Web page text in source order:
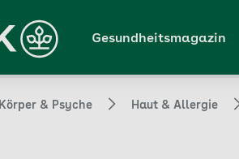
Gesundheitsmagazin
Körper & Psyche Haut & Allergie